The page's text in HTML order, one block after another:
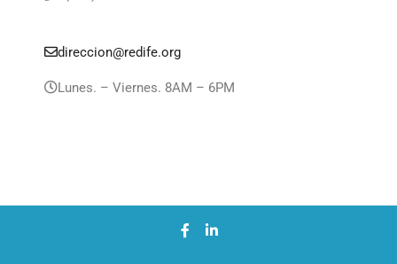
direccion@redife.org
Lunes. – Viernes. 8AM – 6PM